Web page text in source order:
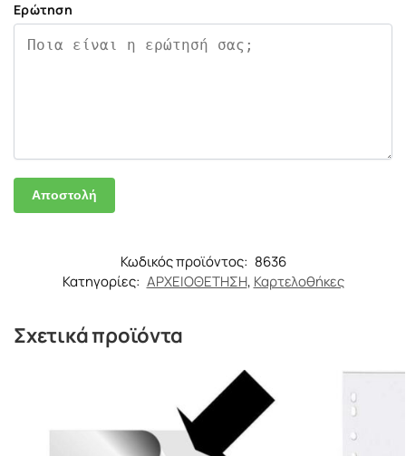
Ερώτηση
Κωδικός προϊόντος: 8636
Κατηγορίες: ΑΡΧΕΙΟΘΕΤΗΣΗ, Καρτελοθήκες
Σχετικά προϊόντα